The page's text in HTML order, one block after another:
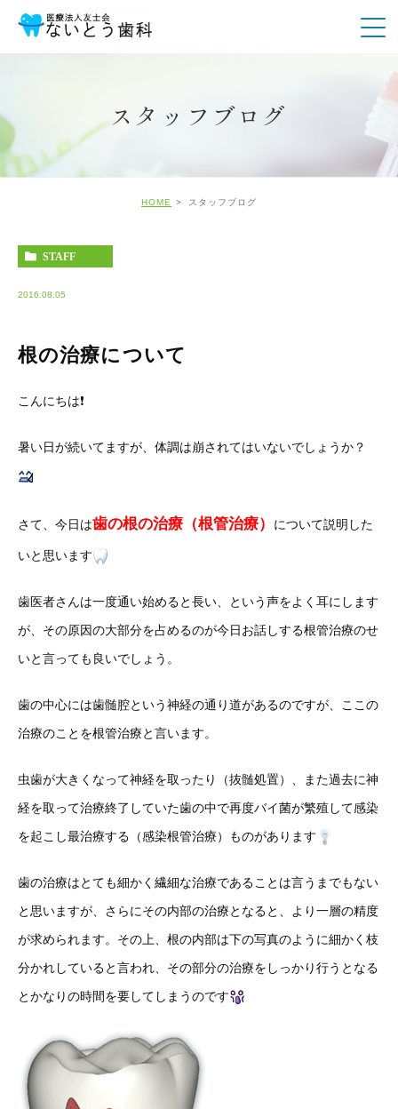
スタッフブログ
HOME スタッフブログ
STAFF
2016.08.05
根の治療について
こんにちは❗️
暑い日が続いてますが、体調は崩されてはいないでしょうか？
さて、今日は歯の根の治療（根管治療） について説明した
いと思います
歯医者さんは一度通い始めると長い、という声をよく耳にします
が、その原因の大部分を占めるのが今日お話しする根管治療のせ
いと言っても良いでしょう。
歯の中心には歯髄腔という神経の通り道があるのですが、ここの
治療のことを根管治療と言います。
虫歯が大きくなって神経を取ったり（抜髄処置）、また過去に神
経を取って治療終了していた歯の中で再度バイ菌が繁殖して感染
を起こし最治療する（感染根管治療）ものがあります
歯の治療はとても細かく繊細な治療であることは言うまでもない
と思いますが、さらにその内部の治療となると、より一層の精度
が求められます。その上、根の内部は下の写真のように細かく枝
分かれしていると言われ、その部分の治療をしっかり行うとなる
とかなりの時間を要してしまうのです